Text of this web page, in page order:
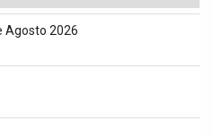
Agosto 2026